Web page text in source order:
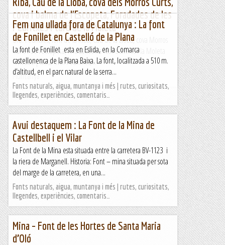
cova i balma de l'Escopeta, Foradades de les
Pedritxes i turó de la Moleta
Urb. Pedritxes, font de la Riba, Cau de la Lloba, cova Morros
Curts i de l'Escopeta, foradades de les Pedritxes i la Moleta
Wikiloc | Ruta Urb. Pedritxes,...
Muntanya
Fem una ullada fora de Catalunya : La font
de Fonillet en Castelló de la Plana
La font de Fonillet esta en Eslida, en la Comarca
castellonenca de la Plana Baixa. La font, localitzada a 510 m.
d’altitud, en el parc natural de la serra...
Fonts naturals, aigua, muntanya i més | rutes, curiositats,
llegendes, experiències, comentaris…
Avui destaquem : La Font de la Mina de
Castellbell i el Vilar
La Font de la Mina esta situada entre la carretera BV-1123 i
la riera de Marganell. Historia: Font – mina situada per sota
del marge de la carretera, en una...
Fonts naturals, aigua, muntanya i més | rutes, curiositats,
llegendes, experiències, comentaris…
Mina – Font de les Hortes de Santa Maria
d’Oló